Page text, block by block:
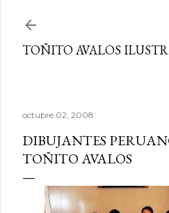
TOÑITO AVALOS
octubre 02, 2008
DIBUJANTES
TOÑITO AVALOS